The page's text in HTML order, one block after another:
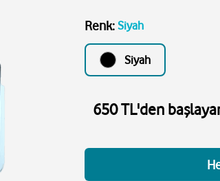
Renk: Siyah
Siyah
650 TL'den